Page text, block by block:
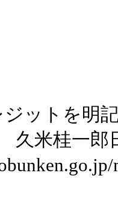
ットを明
久米桂一郎